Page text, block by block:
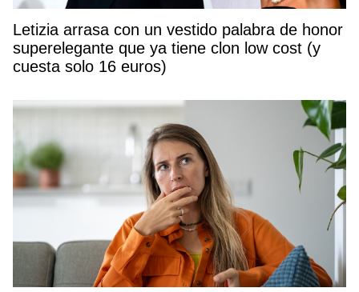
Letizia arrasa con un vestido palabra de honor
superelegante que ya tiene clon low cost (y
cuesta solo 16 euros)